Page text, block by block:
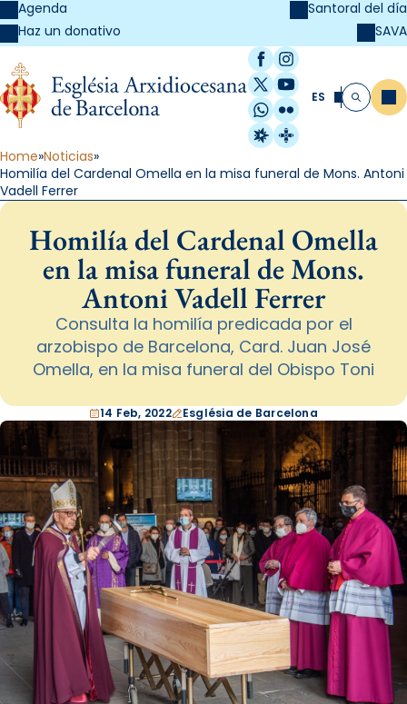
Agenda
Haz un donativo
Santoral del día
SAVA
Facebook
Instagram
X / Twitter
YouTube
WhatsApp
Flickr
Radio Estel
Catalunya
ES Buscar
Home Noticias
Homilía del Cardenal Omella en la misa funeral de Mons. Antoni
Vadell Ferrer
Homilía del Cardenal Omella
en la misa funeral de Mons.
Antoni Vadell Ferrer
Consulta la homilía predicada por el
arzobispo de Barcelona, Card. Juan José
Omella, en la misa funeral del Obispo Toni
14 Feb, 2022 Església de Barcelona